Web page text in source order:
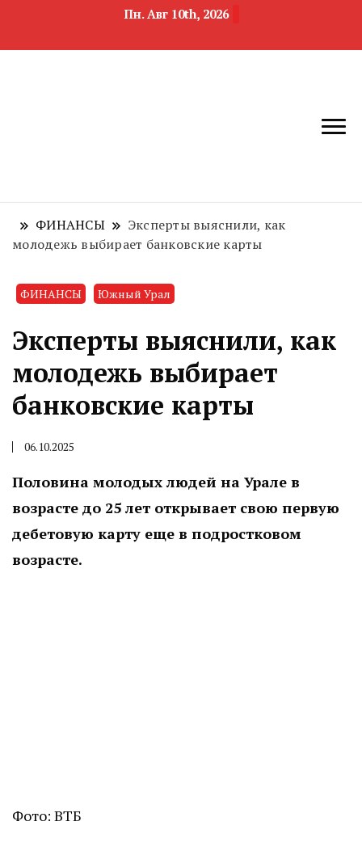
Пн. Авг 10th, 2026
область
ФИНАНСЫ
Эксперты выяснили, как
молодежь выбирает банковские карты
ФИНАНСЫ Южный Урал
Эксперты выяснили, как
молодежь выбирает
банковские карты
06.10.2025
Половина молодых людей на Урале в
возрасте до 25 лет открывает свою первую
дебетовую карту еще в подростковом
возрасте.
Фото: ВТБ